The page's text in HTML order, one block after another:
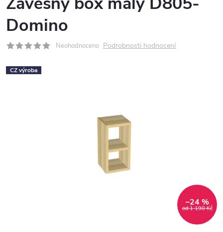
Domino
Neohodnoceno Podrobnosti hodnocení
CZ výroba
od 1 190 Kč
–24 %